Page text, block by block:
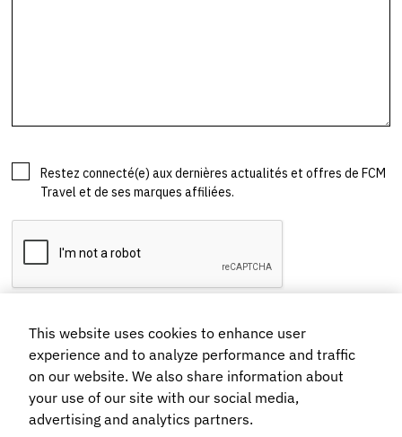
This website uses cookies to enhance user
experience and to analyze performance and traffic
on our website. We also share information about
your use of our site with our social media,
advertising and analytics partners.